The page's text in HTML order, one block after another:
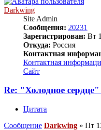
Darkwing
Site Admin
Сообщения: 20231
Зарегистрирован: Вт
Откуда: Россия
Контактная
Контактная
Сайт
Re: "Холодное
Цитата
Сообщение Darkwing » Пт